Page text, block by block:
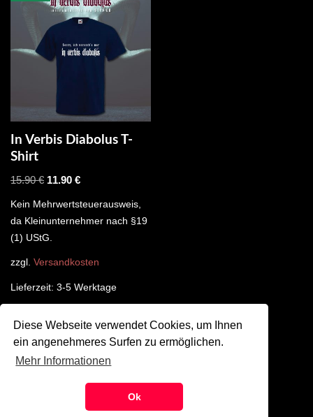
Diese Webseite verwendet Cookies, um Ihnen
ein angenehmeres Surfen zu ermöglichen.
Mehr Informationen
Ok
In Verbis Diabolus T-
Shirt
15.90€ 11.90 €
Kein Mehrwertsteuerausweis,
da Kleinunternehmer nach §19
(1) UStG.
zzgl. Versandkosten
Lieferzeit: 3-5 Werktage